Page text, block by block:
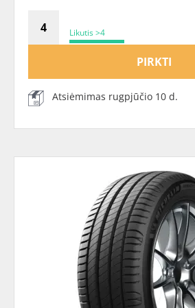
Likutis >4
PIRKTI
Atsiėmimas rugpjūčio 10 d.